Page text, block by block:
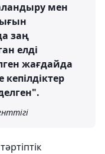
мен
заң
елді
жағдайда